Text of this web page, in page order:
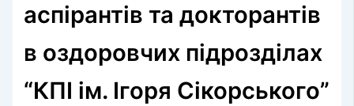
аспірантів та докторантів
в оздоровчих підрозділах
“КПІ ім. Ігоря Сікорського”